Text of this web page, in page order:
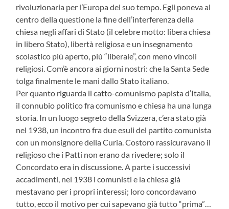
rivoluzionaria per l’Europa del suo tempo. Egli poneva al
centro della questione la fine dell’interferenza della
chiesa negli affari di Stato (il celebre motto: libera chiesa
in libero Stato), libertà religiosa e un insegnamento
scolastico più aperto, più “liberale”, con meno vincoli
religiosi. Com’è ancora ai giorni nostri: che la Santa Sede
tolga finalmente le mani dallo Stato italiano.
Per quanto riguarda il catto-comunismo papista d’Italia,
il connubio politico fra comunismo e chiesa ha una lunga
storia. In un luogo segreto della Svizzera, c’era stato già
nel 1938, un incontro fra due esuli del partito comunista
con un monsignore della Curia. Costoro rassicuravano il
religioso che i Patti non erano da rivedere; solo il
Concordato era in discussione. A parte i successivi
accadimenti, nel 1938 i comunisti e la chiesa già
mestavano per i propri interessi; loro concordavano
tutto, ecco il motivo per cui sapevano già tutto “prima”…